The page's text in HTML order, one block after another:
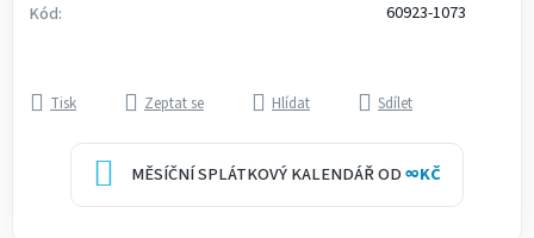
Kód:
60923-1073
Tisk Zeptat se Hlídat Sdílet
MĚSÍČNÍ SPLÁTKOVÝ KALENDÁŘ OD∞KČ